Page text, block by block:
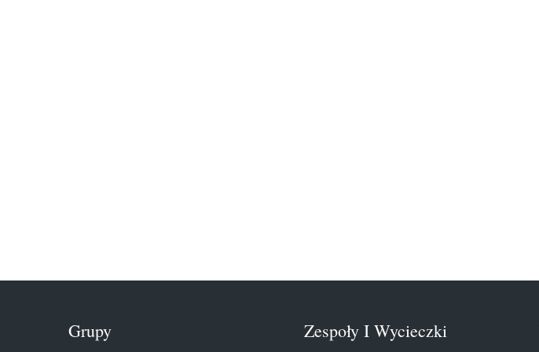
Grupy Zespoły I Wycieczki